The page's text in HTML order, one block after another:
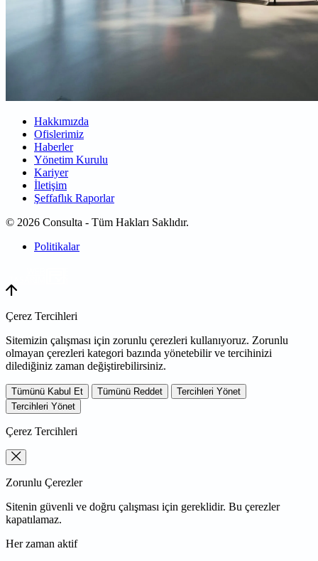
Hakkımızda
Ofislerimiz
Haberler
Yönetim Kurulu
Kariyer
İletişim
Şeffaflık Raporlar
© 2026 Consulta - Tüm Hakları Saklıdır.
Politikalar
Çerez Tercihleri
Sitemizin çalışması için zorunlu çerezleri kullanıyoruz. Zorunlu
olmayan çerezleri kategori bazında yönetebilir ve tercihinizi
dilediğiniz zaman değiştirebilirsiniz.
Tümünü Kabul Et Tümünü Reddet
Tercihleri Yönet
Tercihleri Yönet
Çerez Tercihleri
Zorunlu Çerezler
Sitenin güvenli ve doğru çalışması için gereklidir. Bu çerezler
kapatılamaz.
Her zaman aktif